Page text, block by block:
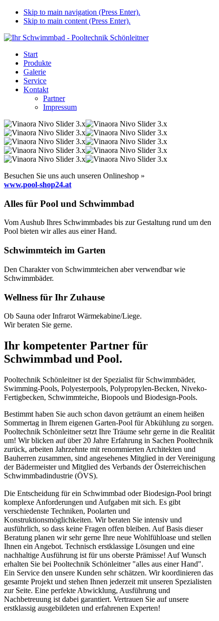
Skip to main navigation (Press Enter).
Skip to main content (Press Enter).
Start
Produkte
Galerie
Service
Kontakt
Partner
Impressum
Besuchen Sie uns auch unseren Onlineshop »
www.pool-shop24.at
Alles für Pool und Schwimmbad
Vom Aushub Ihres Schwimmbades bis zur Gestaltung rund um den
Pool bieten wir alles aus einer Hand.
Schwimmteich im Garten
Den Charakter von Schwimmteichen aber verwendbar wie
Schwimmbäder.
Wellness für Ihr Zuhause
Ob Sauna oder Infrarot Wärmekabine/Liege.
Wir beraten Sie gerne.
Ihr kompetenter Partner für
Schwimmbad und Pool.
Pooltechnik Schönleitner ist der Spezialist für Schwimmbäder,
Swimming-Pools, Polyesterpools, Polypropylen-Becken, Niveko-
Fertigbecken, Schwimmteiche, Biopools und Biodesign-Pools.
Bestimmt haben Sie auch schon davon geträumt an einem heißen
Sommertag in Ihrem eigenen Garten-Pool für Abkühlung zu sorgen.
Pooltechnik Schönleitner setzt Ihre Träume sehr gerne in die Realität
um! Wir blicken auf über 20 Jahre Erfahrung in Sachen Pooltechnik
zurück, arbeiten Jahrzehnte mit renommierten Architekten und
Bauherren zusammen, sind angesehenes Mitglied in der Vereinigung
der Bädermeister und Mitglied des Verbands der Österreichischen
Schwimmbadindustrie (ÖVS).
Die Entscheidung für ein Schwimmbad oder Biodesign-Pool bringt
komplexe Anforderungen und Aufgaben mit sich. Es gibt
verschiedenste Techniken, Poolarten und
Konstruktionsmöglichkeiten. Wir beraten Sie intensiv und
ausführlich, so dass keine Fragen offen bleiben. Auf Basis dieser
Beratung planen wir sehr gerne Ihre neue Wohlfühloase und stellen
Ihnen ein Angebot. Technisch erstklassige Lösungen und eine
nachhaltige Ausführung ist für uns oberste Prämisse! Auf Wunsch
erhalten Sie bei Pooltechnik Schönleitner "alles aus einer Hand".
Ein Service den unsere Kunden sehr schätzen. Wir koordinieren das
gesamte Projekt und stehen Ihnen jederzeit mit unseren Spezialisten
zur Seite. Eine perfekte Abwicklung, Ausführung und
Nachbetreuung ist dabei garantiert. Vertrauen Sie auf unsere
erstklassig ausgebildeten und erfahrenen Experten!